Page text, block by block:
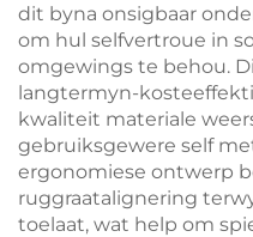
dit byna onsigbaar
om hul selfvertroue in
omgewings te behou.
langtermyn-
kwaliteit materiale
gebruiksgewere self
ergonomiese ontwerp
ruggraatalignering
toelaat, wat help om